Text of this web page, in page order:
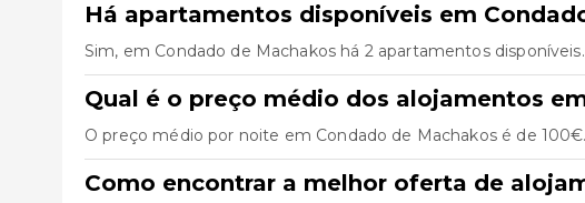
Há apartamentos disponíveis em
Sim, em Condado de Machakos há 2 apartamentos
Qual é o preço médio dos alojamentos
O preço médio por noite em Condado de Machakos é de
Como encontrar a melhor oferta de